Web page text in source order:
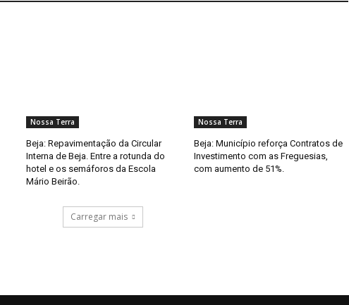
Nossa Terra
Beja: Repavimentação da Circular
Interna de Beja. Entre a rotunda do
hotel e os semáforos da Escola
Mário Beirão.
Nossa Terra
Beja: Município reforça Contratos de
Investimento com as Freguesias,
com aumento de 51%.
Carregar mais